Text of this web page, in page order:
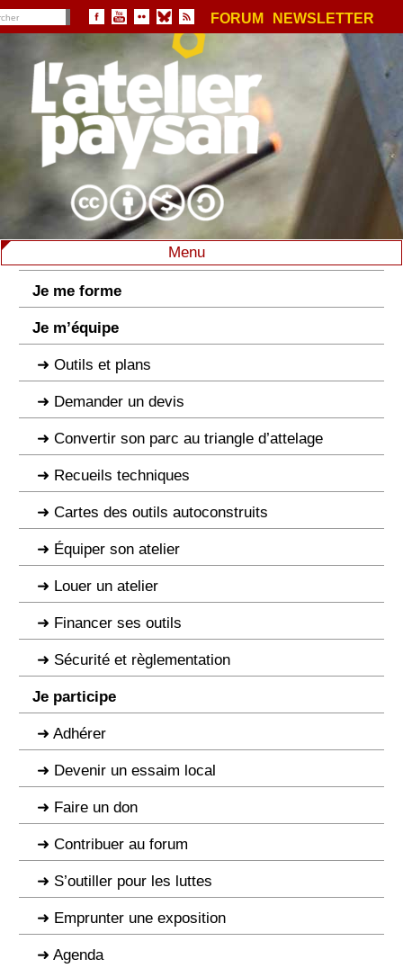
FORUM NEWSLETTER
Menu
Je me forme
Je m’équipe
Outils et plans
Demander un devis
Convertir son parc au triangle d’attelage
Recueils techniques
Cartes des outils autoconstruits
Équiper son atelier
Louer un atelier
Financer ses outils
Sécurité et règlementation
Je participe
Adhérer
Devenir un essaim local
Faire un don
Contribuer au forum
S’outiller pour les luttes
Emprunter une exposition
Agenda